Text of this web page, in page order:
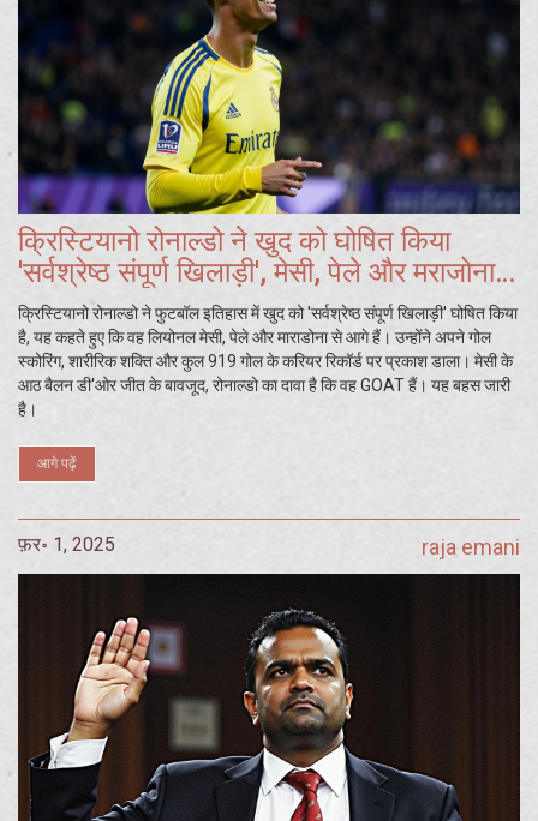
क्रिस्टियानो रोनाल्डो ने खुद को घोषित किया
'सर्वश्रेष्ठ संपूर्ण खिलाड़ी', मेसी, पेले और मराजोना
से आगे
क्रिस्टियानो रोनाल्डो ने फुटबॉल इतिहास में खुद को 'सर्वश्रेष्ठ संपूर्ण खिलाड़ी' घोषित किया
है, यह कहते हुए कि वह लियोनल मेसी, पेले और माराडोना से आगे हैं। उन्होंने अपने गोल
स्कोरिंग, शारीरिक शक्ति और कुल 919 गोल के करियर रिकॉर्ड पर प्रकाश डाला। मेसी के
आठ बैलन डी'ओर जीत के बावजूद, रोनाल्डो का दावा है कि वह GOAT हैं। यह बहस जारी
है।
आगे पढ़ें
फ़र॰ 1, 2025 raja emani